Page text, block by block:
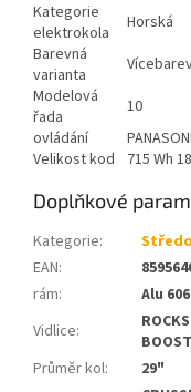
Kategorie
elektrokola
Horská
Barevná
varianta
Modelová
řada
10
ovládání
Velikost kod
715 Wh 18
Doplňkové
Kategorie:
EAN:
rám:
Alu
Vidlice:
Průměr kol:
29"